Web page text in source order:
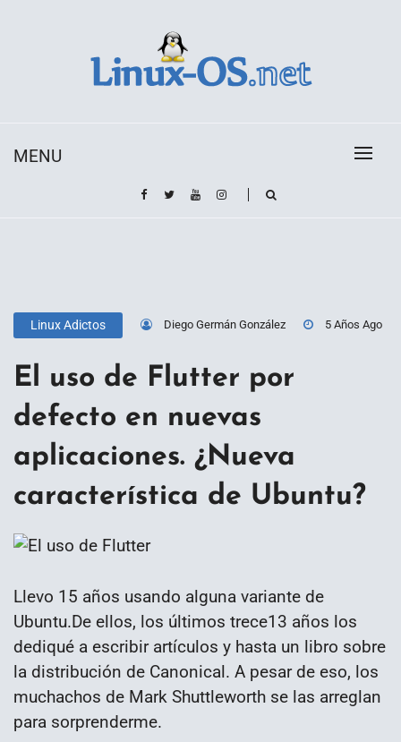
MENU
Linux Adictos Diego Germán González 5 Años Ago
El uso de Flutter por
defecto en nuevas
aplicaciones. ¿Nueva
característica de Ubuntu?
Llevo 15 años usando alguna variante de
Ubuntu.De ellos, los últimos trece13 años los
dediqué a escribir artículos y hasta un libro sobre
la distribución de Canonical. A pesar de eso, los
muchachos de Mark Shuttleworth se las arreglan
para sorprenderme.